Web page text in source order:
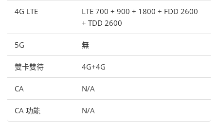
4G LTE
LTE 700 + 900 + 1800 + FDD 2600
+ TDD 2600
5G 無
雙卡雙待 4G+4G
CA N/A
CA 功能 N/A